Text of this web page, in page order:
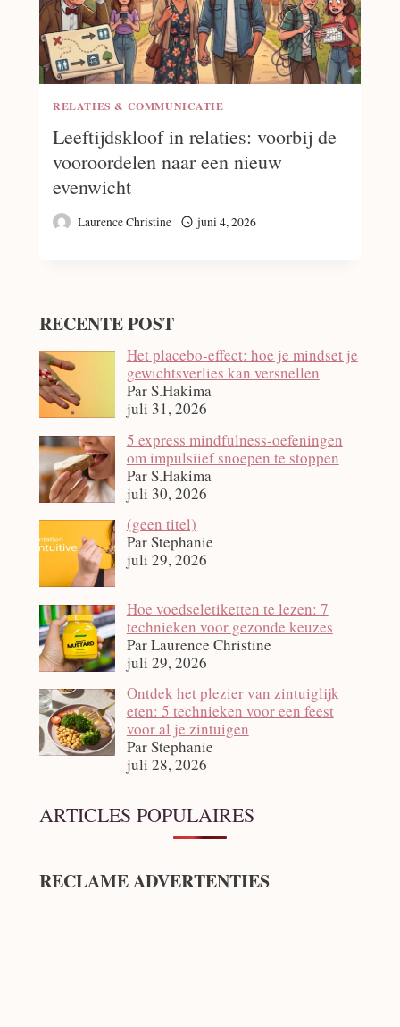
RELATIES & COMMUNICATIE
Leeftijdskloof in relaties: voorbij de
vooroordelen naar een nieuw
evenwicht
Laurence Christine juni 4, 2026
RECENTE POST
Het placebo-effect: hoe je mindset je
gewichtsverlies kan versnellen
Par S.Hakima
juli 31, 2026
5 express mindfulness-oefeningen
om impulsiief snoepen te stoppen
Par S.Hakima
juli 30, 2026
(geen titel)Bericht
12140
Par Stephanie
juli 29, 2026
Hoe voedseletiketten te lezen: 7
technieken voor gezonde keuzes
Par Laurence Christine
juli 29, 2026
Ontdek het plezier van zintuiglijk
eten: 5 technieken voor een feest
voor al je zintuigen
Par Stephanie
juli 28, 2026
ARTICLES POPULAIRES
RECLAME ADVERTENTIES